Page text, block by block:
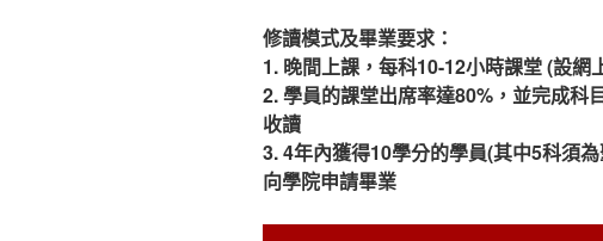
修讀模式及畢業要求：
1. 晚間上課，每科10-12小時課堂 (設網
2. 學員的課堂出席率達80%，並完成科
收讀
3. 4年內獲得10學分的學員(其中5科須
向學院申請畢業